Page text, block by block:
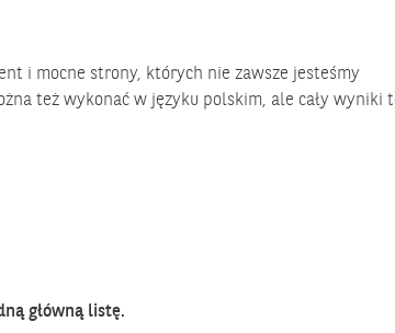
i mocne strony, których nie zawsze jesteśmy
też wykonać w języku polskim, ale cały wyniki
główną listę.